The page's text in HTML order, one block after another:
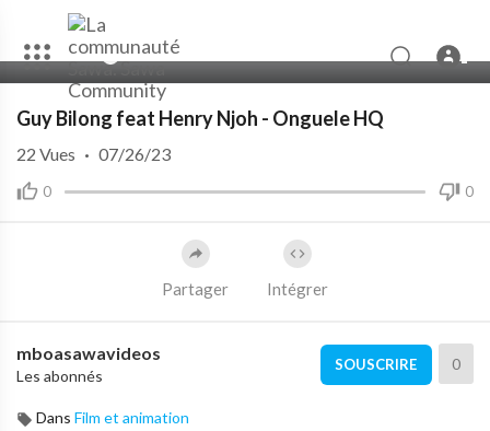
00:00 05:39
Guy Bilong feat Henry Njoh - Onguele HQ
0 0
22 Vues · 07/26/23
Partager Intégrer
mboasawavideos
Les abonnés
SOUSCRIRE 0
Dans Film et animation